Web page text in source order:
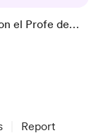
española.
él es
el Profe de
Report